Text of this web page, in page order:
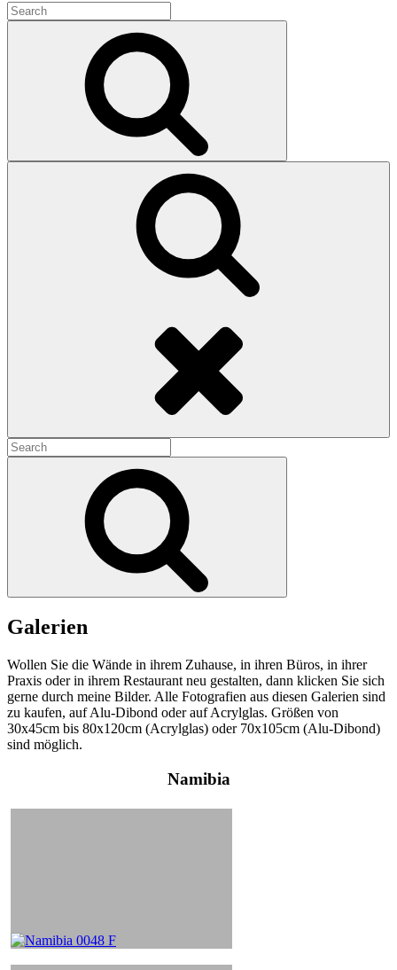
Search
for:
Search
for:
Galerien
Wollen Sie die Wände in ihrem Zuhause, in ihren Büros, in ihrer
Praxis oder in ihrem Restaurant neu gestalten, dann klicken Sie sich
gerne durch meine Bilder. Alle Fotografien aus diesen Galerien sind
zu kaufen, auf Alu-Dibond oder auf Acrylglas. Größen von
30x45cm bis 80x120cm (Acrylglas) oder 70x105cm (Alu-Dibond)
sind möglich.
Namibia